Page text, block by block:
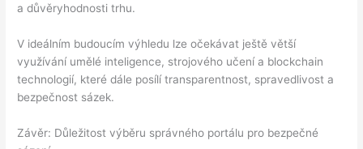
a důvěryhodnosti trhu.
V ideálním budoucím výhledu lze očekávat ještě větší
využívání umělé inteligence, strojového učení a blockchain
technologií, které dále posílí transparentnost, spravedlivost a
bezpečnost sázek.
Závěr: Důležitost výběru správného portálu pro bezpečné